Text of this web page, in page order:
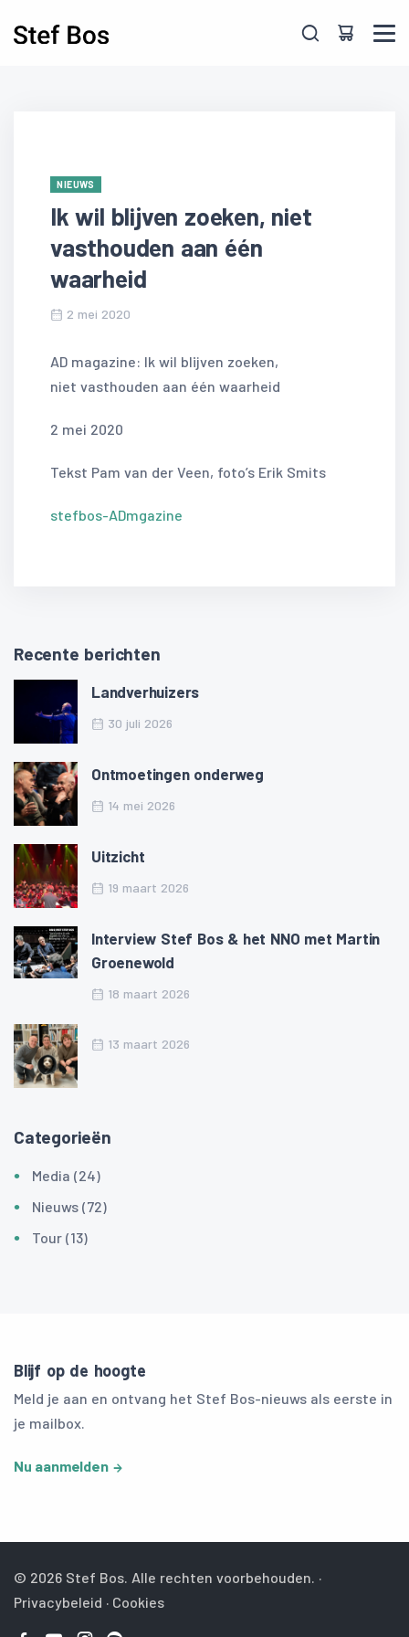
NIEUWS
Ik wil blijven zoeken, niet
vasthouden aan één
waarheid
2 mei 2020
AD magazine: Ik wil blijven zoeken,
niet vasthouden aan één waarheid
2 mei 2020
Tekst Pam van der Veen, foto’s Erik Smits
stefbos-ADmgazine
Recente berichten
Landverhuizers
30 juli 2026
Ontmoetingen onderweg
14 mei 2026
Uitzicht
19 maart 2026
Interview Stef Bos & het NNO met Martin
Groenewold
18 maart 2026
13 maart 2026
Categorieën
Media (24)
Nieuws (72)
Tour (13)
Blijf op de hoogte
Meld je aan en ontvang het Stef Bos-nieuws als eerste in
je mailbox.
Nu aanmelden
© 2026 Stef Bos. Alle rechten voorbehouden. ·
Privacybeleid · Cookies